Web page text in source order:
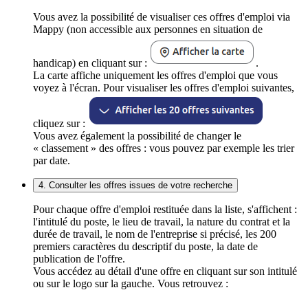
Vous avez la possibilité de visualiser ces offres d'emploi via
Mappy (non accessible aux personnes en situation de
handicap) en cliquant sur :
.
La carte affiche uniquement les offres d'emploi que vous
voyez à l'écran. Pour visualiser les offres d'emploi suivantes,
cliquez sur :
Vous avez également la possibilité de changer le
« classement » des offres : vous pouvez par exemple les trier
par date.
4. Consulter les offres issues de votre recherche
Pour chaque offre d'emploi restituée dans la liste, s'affichent :
l'intitulé du poste, le lieu de travail, la nature du contrat et la
durée de travail, le nom de l'entreprise si précisé, les 200
premiers caractères du descriptif du poste, la date de
publication de l'offre.
Vous accédez au détail d'une offre en cliquant sur son intitulé
ou sur le logo sur la gauche. Vous retrouvez :